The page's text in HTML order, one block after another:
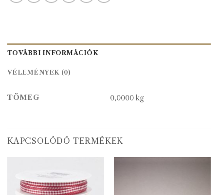
TOVÁBBI INFORMÁCIÓK
VÉLEMÉNYEK (0)
TÖMEG 0,0000 kg
KAPCSOLÓDÓ TERMÉKEK